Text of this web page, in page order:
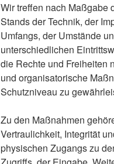
Wir treffen nach Maßgabe
Stands der Technik, der
Umfangs, der Umstände
unterschiedlichen
die Rechte und Freiheiten
und organisatorische
Schutzniveau zu
Zu den Maßnahmen
Vertraulichkeit, Integrität
physischen Zugangs zu